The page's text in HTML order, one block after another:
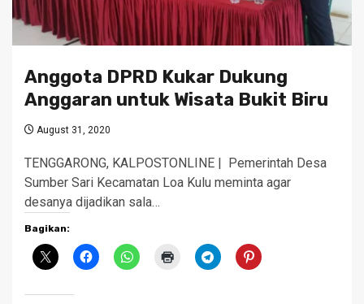
Anggota DPRD Kukar Dukung
Anggaran untuk Wisata Bukit Biru
August 31, 2020
TENGGARONG, KALPOSTONLINE | Pemerintah Desa
Sumber Sari Kecamatan Loa Kulu meminta agar
desanya dijadikan sala…
Bagikan: